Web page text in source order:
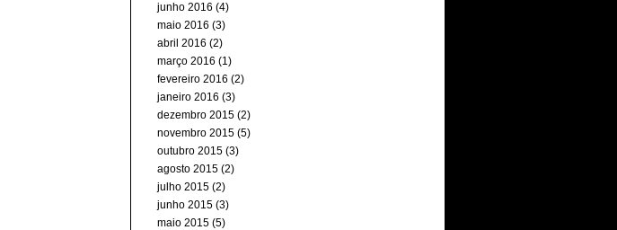
junho 2016 (4)
maio 2016 (3)
abril 2016 (2)
março 2016 (1)
fevereiro 2016 (2)
janeiro 2016 (3)
dezembro 2015 (2)
novembro 2015 (5)
outubro 2015 (3)
agosto 2015 (2)
julho 2015 (2)
junho 2015 (3)
maio 2015 (5)